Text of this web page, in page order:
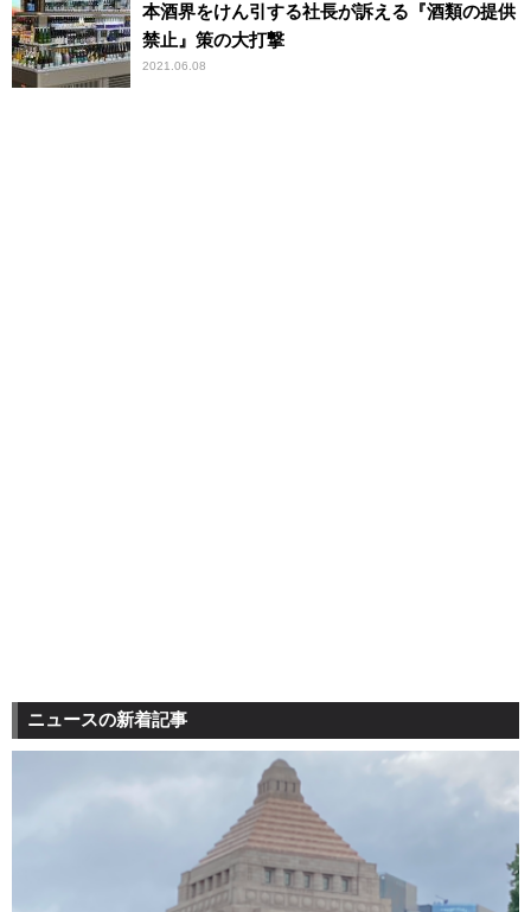
本酒界をけん引する社長が訴える『酒類の提供
禁止』策の大打撃
2021.06.08
ニュースの新着記事